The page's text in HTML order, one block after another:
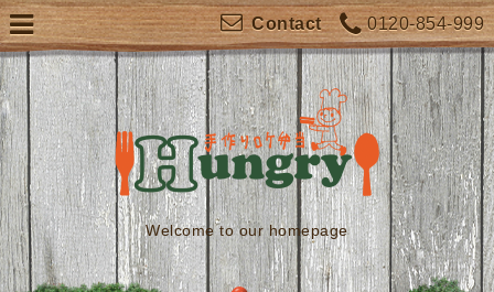
0120-854-999
Contact
Welcome to our homepage